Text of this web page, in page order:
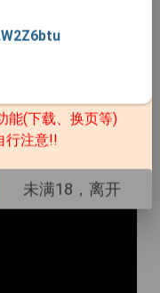
能(下载、换页等)
行注意!!
未满18，离开